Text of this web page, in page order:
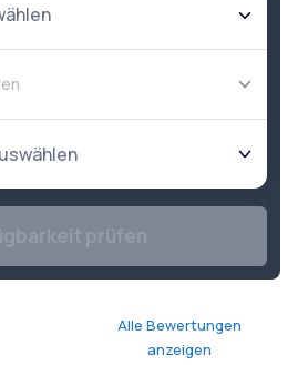
Alle Bewertungen
anzeigen